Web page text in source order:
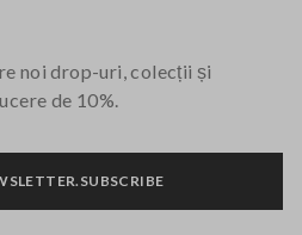
noi drop-uri, colecții și
de 10%.